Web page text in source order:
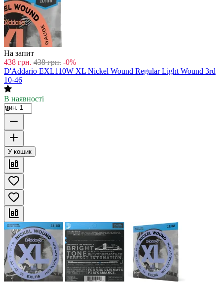
На запит
438 грн. 438 грн. -0%
D'Addario EXL110W XL Nickel Wound Regular Light Wound 3rd
10-46
В наявності
мин. 1
У кошик